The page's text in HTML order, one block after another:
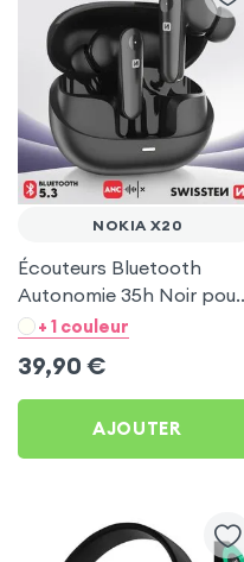
NOKIA X20
Écouteurs Bluetooth
Autonomie 35h Noir pour
Nokia X20
+ 1 couleur
39,90 €
AJOUTER